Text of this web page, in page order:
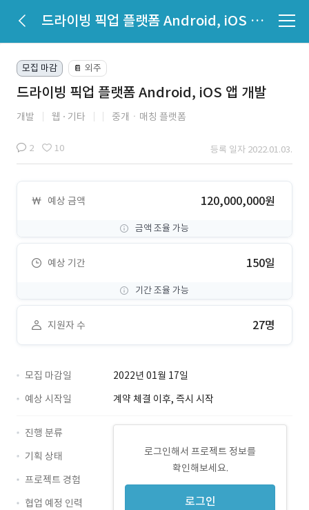
드라이빙 픽업 플랫폼 Android, iOS 앱 개발
모집 마감 📔 외주
드라이빙 픽업 플랫폼 Android, iOS 앱 개발
개발 웹 기타 중개ㆍ매칭 플랫폼
2 10 등록 일자 2022.01.03.
예상 금액 120,000,000원
금액 조율 가능
예상 기간 150일
기간 조율 가능
지원자 수 27명
모집 마감일
2022년 01월 17일
예상 시작일
계약 체결 이후, 즉시 시작
로그인해서 프로젝트 정보를
확인해보세요.
로그인
진행 분류
기획 상태
프로젝트 경험
협업 예정 인력